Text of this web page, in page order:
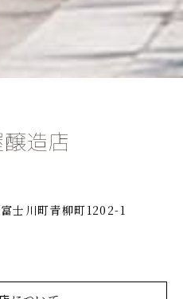
士川町青柳町1202-1